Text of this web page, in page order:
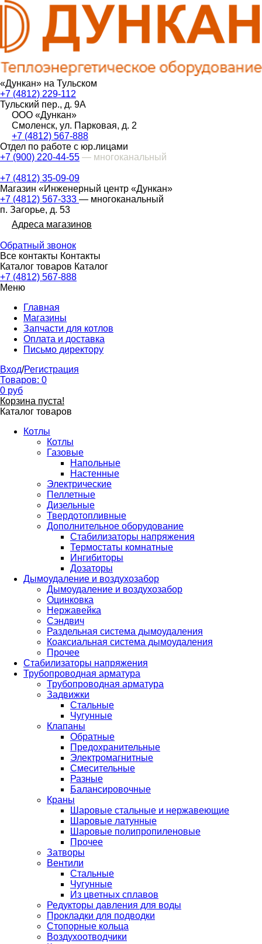
«Дункан» на Тульском
+7 (4812) 229-112
Тульский пер., д. 9А
ООО «Дункан»
Смоленск, ул. Парковая, д. 2
+7 (4812) 567-888
Отдел по работе с юр.лицами
+7 (900) 220-44-55 — многоканальный
+7 (4812) 35-09-09
Магазин «Инженерный центр «Дункан»
+7 (4812) 567-333 — многоканальный
п. Загорье, д. 53
Адреса магазинов
Обратный звонок
Все контакты Контакты
Каталог товаров Каталог
+7 (4812) 567-888
Меню
Главная
Магазины
Запчасти для котлов
Оплата и доставка
Письмо директору
Вход/Регистрация
Товаров: 0
0 руб
Корзина пуста!
Каталог товаров
Котлы
Котлы
Газовые
Напольные
Настенные
Электрические
Пеллетные
Дизельные
Твердотопливные
Дополнительное оборудование
Стабилизаторы напряжения
Термостаты комнатные
Ингибиторы
Дозаторы
Дымоудаление и воздухозабор
Дымоудаление и воздухозабор
Оцинковка
Нержавейка
Сэндвич
Раздельная система дымоудаления
Коаксиальная система дымоудаления
Прочее
Стабилизаторы напряжения
Трубопроводная арматура
Трубопроводная арматура
Задвижки
Стальные
Чугунные
Клапаны
Обратные
Предохранительные
Электромагнитные
Смесительные
Разные
Балансировочные
Краны
Шаровые стальные и нержавеющие
Шаровые латунные
Шаровые полипропиленовые
Прочее
Затворы
Вентили
Стальные
Чугунные
Из цветных сплавов
Редукторы давления для воды
Прокладки для подводки
Стопорные кольца
Воздухоотводчики